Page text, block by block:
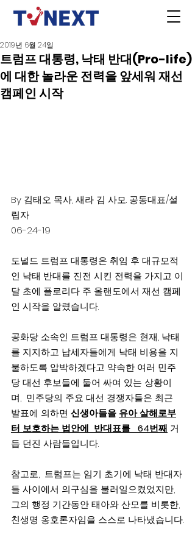
트럼프 대통령, 낙태 반대(Pro-life)
에 대한 놀라운 전력을 앞세워 재선
캠페인 시작
2019년 6월 24일
By 김태오 목사, 새라 김 사모. 공동대표/설
립자
06-24-19
도널드 트럼프 대통령은 취임 후 대규모적
인 낙태 반대를 진전 시킨 전력을 가지고 이
달 초에 플로리다 주 올랜도에서 재선 캠페
인 시작을 알렸습니다.
공화당 소속인 트럼프 대통령은 현재, 낙태
를 지지하고 납세자들에게 낙태 비용을 지
불하도록 압박하겠다고 약속한 여러 민주
당 대선 후보들에 둘어 싸여 있는 상황이
며,  민주당의 주요 대선 경쟁자들은 최근
발표에 의하면 신생아들을 유아 살해로부
터 보호하는 법안에  반대표를   64번째 거
듭 던진 사람들입니다.
참고로,  트럼프는 임기 초기에 낙태 반대자
들 사이에서 의구심을 불러일으켰었지만,
그의 행정 기간동안 태아와 산모를 비롯한,
친생명 옹호론자임을 스스로 나타냈습니다.